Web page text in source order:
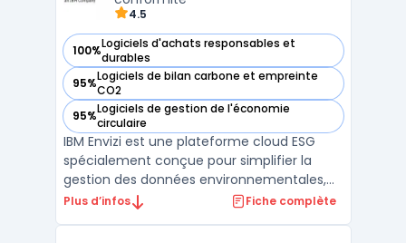
4.5
100%Logiciels d'achats responsables et
durables
— voir IBM Envizi dans cette catégorie
95%Logiciels de bilan carbone et empreinte
CO2
— voir IBM Envizi dans cette catégorie
95%Logiciels de gestion de l'économie
circulaire
— voir IBM Envizi dans cette catégorie
IBM Envizi est une plateforme cloud ESG
spécialement conçue pour simplifier la
gestion des données environnementales,
sociales et de gouvernance (ESG). Avec
Plus d’infos Fiche complète